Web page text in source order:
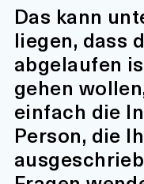
Das kann
liegen, dass
abgelaufen
gehen
einfach die
Person, die